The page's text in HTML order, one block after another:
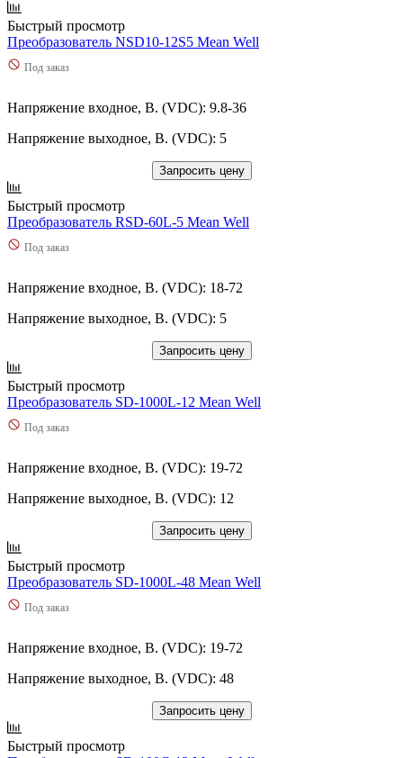
Быстрый просмотр
Преобразователь NSD10-12S5 Mean Well
Под заказ
Напряжение входное, В. (VDC): 9.8-36
Напряжение выходное, В. (VDC): 5
Запросить цену
Быстрый просмотр
Преобразователь RSD-60L-5 Mean Well
Под заказ
Напряжение входное, В. (VDC): 18-72
Напряжение выходное, В. (VDC): 5
Запросить цену
Быстрый просмотр
Преобразователь SD-1000L-12 Mean Well
Под заказ
Напряжение входное, В. (VDC): 19-72
Напряжение выходное, В. (VDC): 12
Запросить цену
Быстрый просмотр
Преобразователь SD-1000L-48 Mean Well
Под заказ
Напряжение входное, В. (VDC): 19-72
Напряжение выходное, В. (VDC): 48
Запросить цену
Быстрый просмотр